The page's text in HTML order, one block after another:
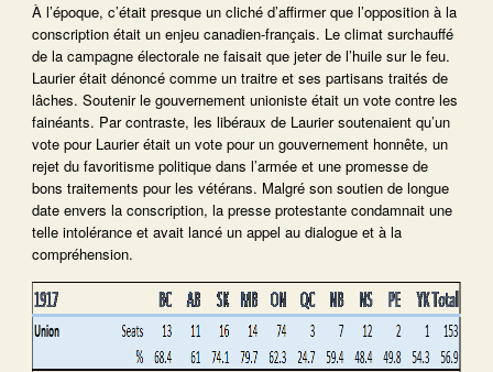
À l’époque, c’était presque un cliché d’affirmer que l’opposition à la
conscription était un enjeu canadien-français. Le climat surchauffé
de la campagne électorale ne faisait que jeter de l’huile sur le feu.
Laurier était dénoncé comme un traitre et ses partisans traités de
lâches. Soutenir le gouvernement unioniste était un vote contre les
fainéants. Par contraste, les libéraux de Laurier soutenaient qu’un
vote pour Laurier était un vote pour un gouvernement honnête, un
rejet du favoritisme politique dans l’armée et une promesse de
bons traitements pour les vétérans. Malgré son soutien de longue
date envers la conscription, la presse protestante condamnait une
telle intolérance et avait lancé un appel au dialogue et à la
compréhension.